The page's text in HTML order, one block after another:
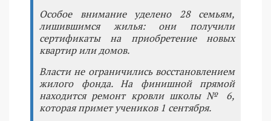
Особое внимание уделено 28 семьям,
лишившимся жилья: они получили
сертификаты на приобретение новых
квартир или домов.
Власти не ограничились восстановлением
жилого фонда. На финишной прямой
находится ремонт кровли школы № 6,
которая примет учеников 1 сентября.